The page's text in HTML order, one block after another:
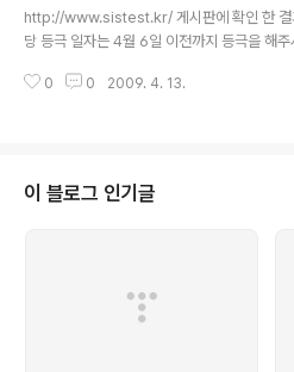
원래 상태로 회복 시키는 등의 역할을 수행, 수
요한 총체적인 데이터 운용 기술이 적용된 시
고 쓰기 위해 미리 지정된 약속이다. 그럼 파일
http://www.sistest.kr/ 게시판에 확인 한 결
당 등극 일자는 4월 6일 이전까지 등극을 해
니다. 이점 양해 부탁드리며 시험에 응시하시
0 0 2009. 4. 13.
이 블로그 인기글